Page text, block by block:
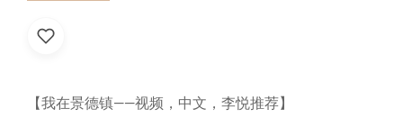
【我在景德镇——视频，中文，李悦推荐】